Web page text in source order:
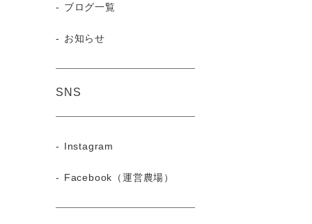
ブログ一覧
お知らせ
SNS
Instagram
Facebook（運営農場）